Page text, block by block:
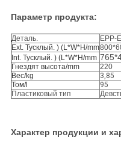
Параметр продукта:
Деталь.
EPP-
Ext. Тусклый. ) (L*W*H/mm
Int. Тусклый. ) (L*W*H/mm
Гнездят высота/mm
220
Вес/kg
3,85
Том/l
95
Пластиковый тип
Характер продукции и